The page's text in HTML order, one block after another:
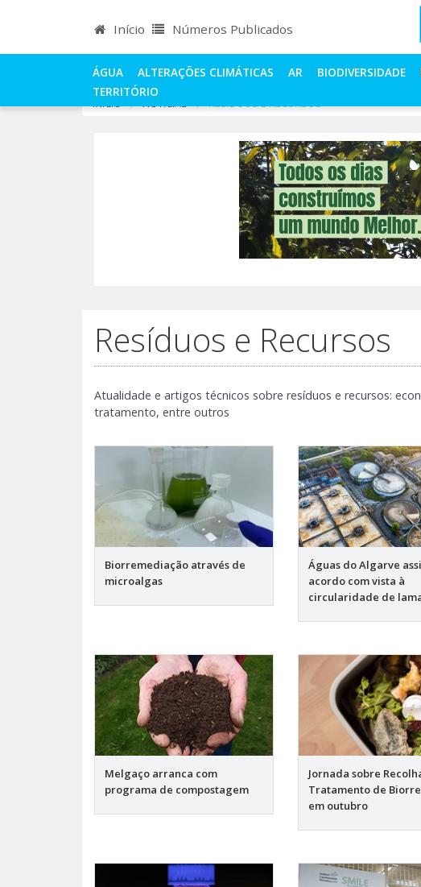
Início Números Publicados
ÁGUA ALTERAÇÕES CLIMÁTICAS AR BIODIVERSIDADE
TERRITÓRIO
INÍCIO NOTÍCIAS RESÍDUOS E RECURSOS
Resíduos e Recursos
Atualidade e artigos técnicos sobre resíduos e recursos:
tratamento, entre outros
Biorremediação através de
microalgas
Águas do Algarve
acordo com vista à
circularidade de
Melgaço arranca com
programa de compostagem
Jornada sobre
Tratamento de
em outubro